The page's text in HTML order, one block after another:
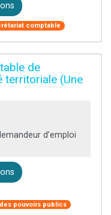
comptable
de
territoriale (Une
d’emploi
pouvoirs publics